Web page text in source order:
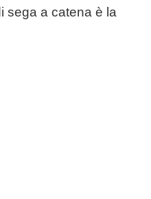
sega a catena è la